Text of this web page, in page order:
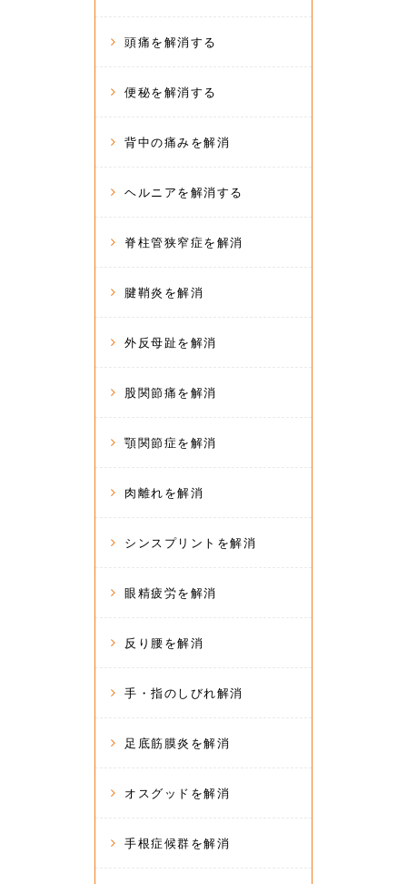
頭痛を解消する
便秘を解消する
背中の痛みを解消
ヘルニアを解消する
脊柱管狭窄症を解消
腱鞘炎を解消
外反母趾を解消
股関節痛を解消
顎関節症を解消
肉離れを解消
シンスプリントを解消
眼精疲労を解消
反り腰を解消
手・指のしびれ解消
足底筋膜炎を解消
オスグッドを解消
手根症候群を解消